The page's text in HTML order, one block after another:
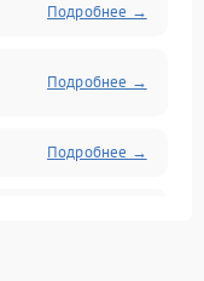
Подробнее →
Подробнее →
Подробнее →